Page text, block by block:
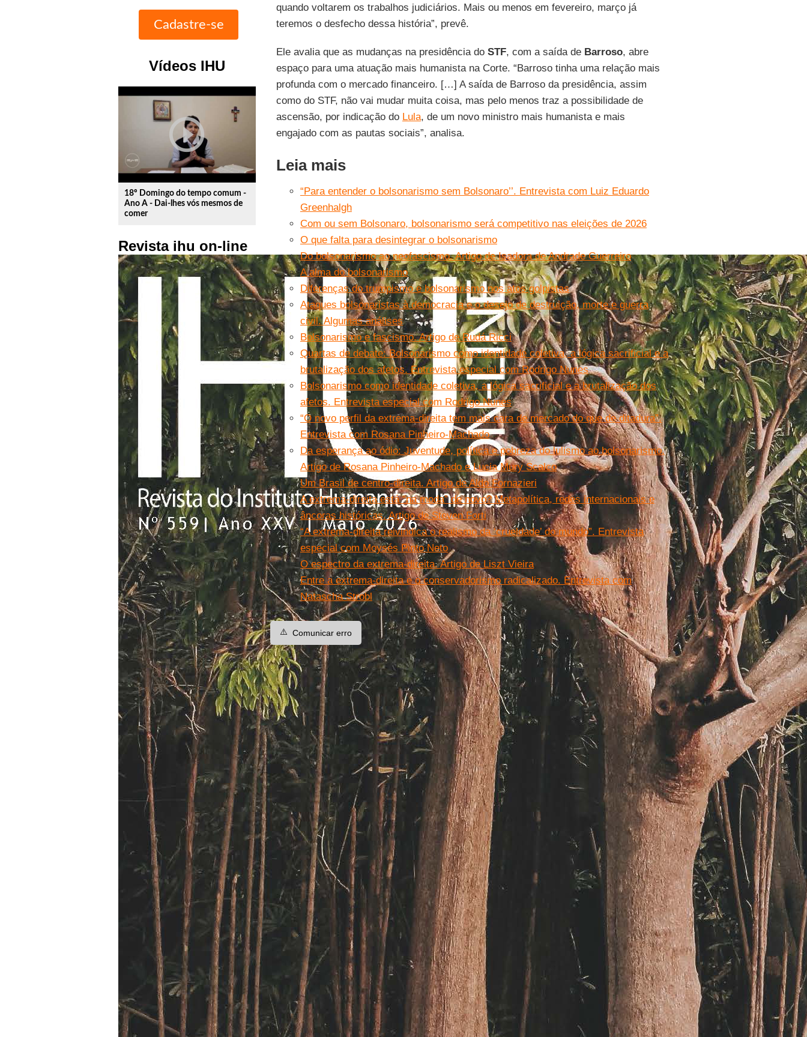
Vídeos IHU
play_circle_outline
18º Domingo do tempo comum -
Ano A - Dai-lhes vós mesmos de
comer
Revista ihu on-line
quando voltarem os trabalhos judiciários. Mais ou menos em fevereiro, março já
teremos o desfecho dessa história”, prevê.
Ele avalia que as mudanças na presidência do STF, com a saída de Barroso, abre
espaço para uma atuação mais humanista na Corte. “Barroso tinha uma relação mais
profunda com o mercado financeiro. […] A saída de Barroso da presidência, assim
como do STF, não vai mudar muita coisa, mas pelo menos traz a possibilidade de
ascensão, por indicação do Lula, de um novo ministro mais humanista e mais
engajado com as pautas sociais”, analisa.
Leia mais
“Para entender o bolsonarismo sem Bolsonaro’’. Entrevista com Luiz Eduardo
Greenhalgh
Com ou sem Bolsonaro, bolsonarismo será competitivo nas eleições de 2026
O que falta para desintegrar o bolsonarismo
Do bolsonarismo ao neofascismo. Artigo de Isadora de Andrade Guerreiro
A alma do bolsonarismo
Diferenças do trumpismo e bolsonarismo nos atos golpistas
Ataques bolsonaristas à democracia e o desejo de destruição, morte e guerra
civil. Algumas análises
Bolsonarismo e fascismo. Artigo de Rudá Ricci
Quartas de debate: Bolsonarismo como identidade coletiva, a lógica sacrificial e a
brutalização dos afetos. Entrevista especial com Rodrigo Nunes
Bolsonarismo como identidade coletiva, a lógica sacrificial e a brutalização dos
afetos. Entrevista especial com Rodrigo Nunes
“O novo perfil da extrema-direita tem mais cara de mercado do que de ditadura”.
Entrevista com Rosana Pinheiro-Machado
Da esperança ao ódio: Juventude, política e pobreza do lulismo ao bolsonarismo.
Artigo de Rosana Pinheiro-Machado e Lucia Mury Scalco
Um Brasil de centro-direita. Artigo de Aldo Fornazieri
A extrema-direita está “na moda” de novo? Metapolítica, redes internacionais e
âncoras históricas. Artigo de Steven Forti
“A extrema-direita reivindica o realismo da ‘crueldade’ do mundo”. Entrevista
especial com Moysés Pinto Neto
O espectro da extrema-direita. Artigo de Liszt Vieira
Entre a extrema-direita e o conservadorismo radicalizado. Entrevista com
Natascha Strobl
⚠️ Comunicar erro